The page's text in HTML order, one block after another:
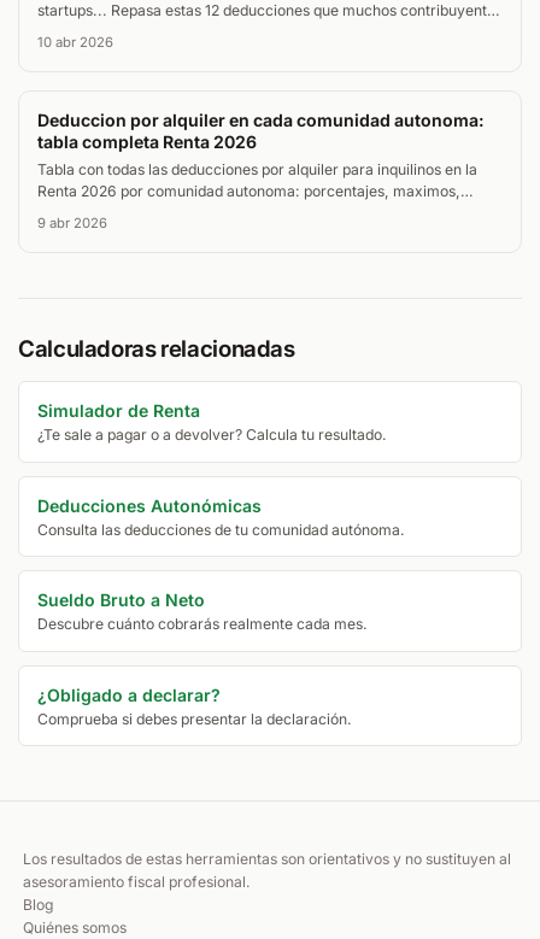
startups... Repasa estas 12 deducciones que muchos contribuyentes
dejan sin reclamar en la Renta 2026.
10 abr 2026
Deduccion por alquiler en cada comunidad autonoma:
tabla completa Renta 2026
Tabla con todas las deducciones por alquiler para inquilinos en la
Renta 2026 por comunidad autonoma: porcentajes, maximos,
limites de renta y requisitos. Datos verificados con la AEAT.
9 abr 2026
Calculadoras relacionadas
Simulador de Renta
¿Te sale a pagar o a devolver? Calcula tu resultado.
Deducciones Autonómicas
Consulta las deducciones de tu comunidad autónoma.
Sueldo Bruto a Neto
Descubre cuánto cobrarás realmente cada mes.
¿Obligado a declarar?
Comprueba si debes presentar la declaración.
Los resultados de estas herramientas son orientativos y no sustituyen al
asesoramiento fiscal profesional.
Blog
Quiénes somos